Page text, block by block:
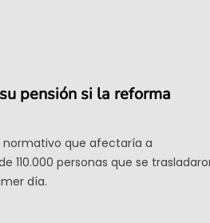
pensión si la reforma
normativo que afectaría a
110.000 personas que se
día.